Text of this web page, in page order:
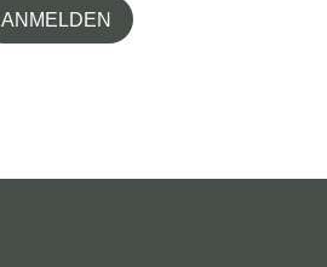
ANMELDEN